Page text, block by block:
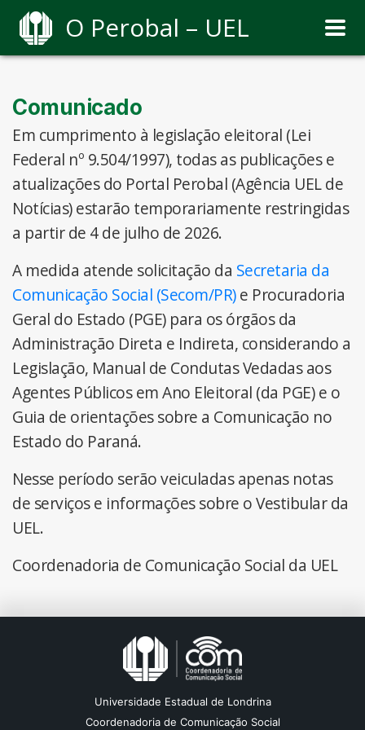
O Perobal – UEL
Comunicado
Em cumprimento à legislação eleitoral (Lei
Federal nº 9.504/1997), todas as publicações e
atualizações do Portal Perobal (Agência UEL de
Notícias) estarão temporariamente restringidas
a partir de 4 de julho de 2026.
A medida atende solicitação da Secretaria da
Comunicação Social (Secom/PR)e Procuradoria
Geral do Estado (PGE) para os órgãos da
Administração Direta e Indireta, considerando a
Legislação, Manual de Condutas Vedadas aos
Agentes Públicos em Ano Eleitoral (da PGE) e o
Guia de orientações sobre a Comunicação no
Estado do Paraná.
Nesse período serão veiculadas apenas notas
de serviços e informações sobre o Vestibular da
UEL.
Coordenadoria de Comunicação Social da UEL
Universidade Estadual de Londrina
Coordenadoria de Comunicação Social